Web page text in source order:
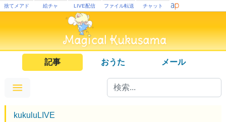
捨てメアド 絵チャ LIVE配信 ファイル転送 チャット
記事 おうた メール
kukuluLIVE